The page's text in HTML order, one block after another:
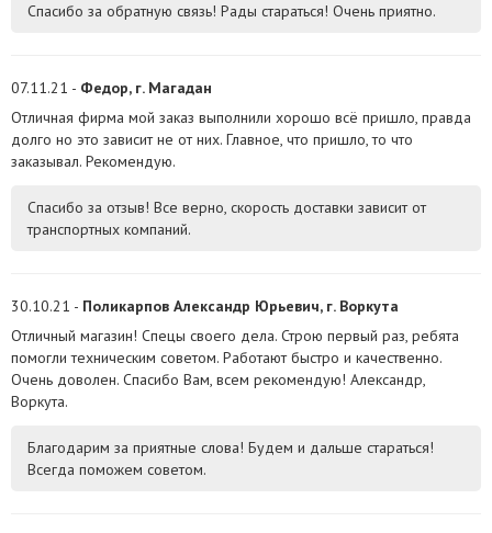
Спасибо за обратную связь! Рады стараться! Очень приятно.
07.11.21 - Федор, г. Магадан
Отличная фирма мой заказ выполнили хорошо всё пришло, правда
долго но это зависит не от них. Главное, что пришло, то что
заказывал. Рекомендую.
Спасибо за отзыв! Все верно, скорость доставки зависит от
транспортных компаний.
30.10.21 - Поликарпов Александр Юрьевич, г. Воркута
Отличный магазин! Спецы своего дела. Строю первый раз, ребята
помогли техническим советом. Работают быстро и качественно.
Очень доволен. Спасибо Вам, всем рекомендую! Александр,
Воркута.
Благодарим за приятные слова! Будем и дальше стараться!
Всегда поможем советом.